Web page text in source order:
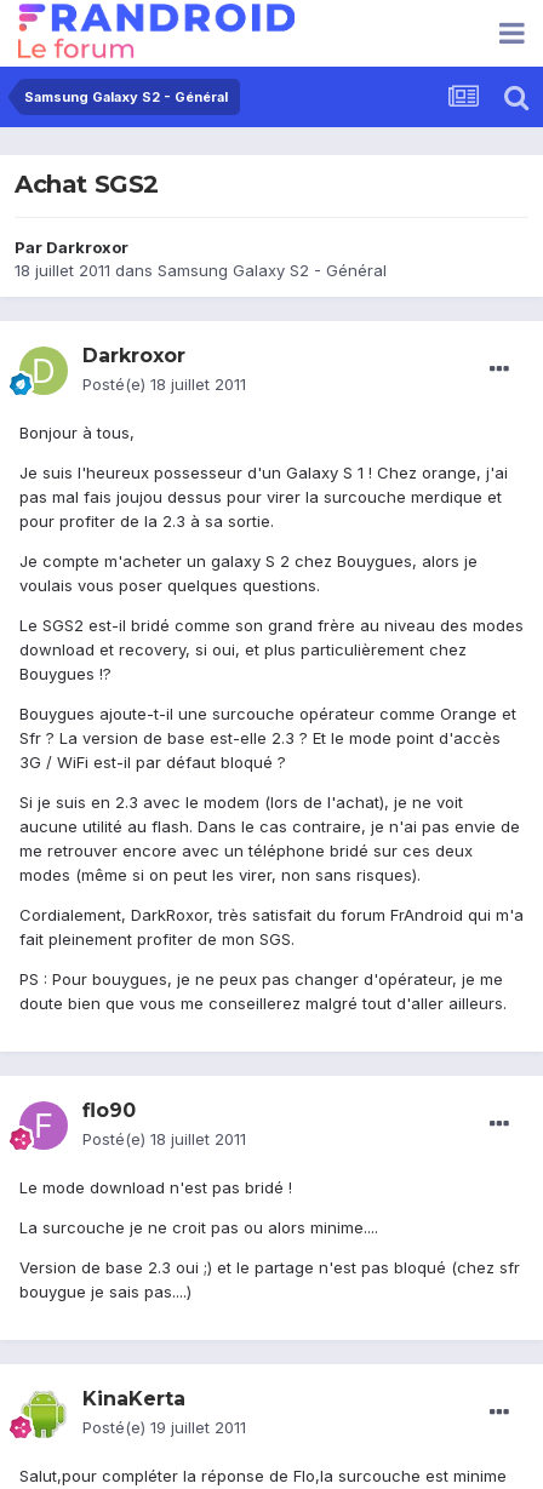
Samsung Galaxy S2 - Général
Achat SGS2
Par Darkroxor
18 juillet 2011 dans Samsung Galaxy S2 - Général
Darkroxor
Posté(e) 18 juillet 2011
Bonjour à tous,
Je suis l'heureux possesseur d'un Galaxy S 1 ! Chez orange, j'ai
pas mal fais joujou dessus pour virer la surcouche merdique et
pour profiter de la 2.3 à sa sortie.
Je compte m'acheter un galaxy S 2 chez Bouygues, alors je
voulais vous poser quelques questions.
Le SGS2 est-il bridé comme son grand frère au niveau des modes
download et recovery, si oui, et plus particulièrement chez
Bouygues !?
Bouygues ajoute-t-il une surcouche opérateur comme Orange et
Sfr ? La version de base est-elle 2.3 ? Et le mode point d'accès
3G / WiFi est-il par défaut bloqué ?
Si je suis en 2.3 avec le modem (lors de l'achat), je ne voit
aucune utilité au flash. Dans le cas contraire, je n'ai pas envie de
me retrouver encore avec un téléphone bridé sur ces deux
modes (même si on peut les virer, non sans risques).
Cordialement, DarkRoxor, très satisfait du forum FrAndroid qui m'a
fait pleinement profiter de mon SGS.
PS : Pour bouygues, je ne peux pas changer d'opérateur, je me
doute bien que vous me conseillerez malgré tout d'aller ailleurs.
flo90
Posté(e) 18 juillet 2011
Le mode download n'est pas bridé !
La surcouche je ne croit pas ou alors minime....
Version de base 2.3 oui ;) et le partage n'est pas bloqué (chez sfr
bouygue je sais pas....)
KinaKerta
Posté(e) 19 juillet 2011
Salut,pour compléter la réponse de Flo,la surcouche est minime